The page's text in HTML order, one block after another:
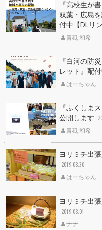
『高校生が
双葉・広島
付中【DLリ
青砥 和希
『白河の防
レット』配
はーちゃん
『ふくしま
公開します
青砥 和希
ヨリミチ出
2019.08.30
はーちゃん
ヨリミチ出
2019.08.01
ナナ